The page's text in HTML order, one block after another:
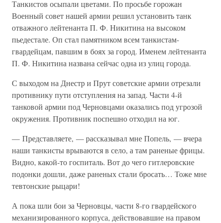
Танкистов осыпали цветами. По просьбе горожан
Военный совет нашей армии решил установить танк
отважного лейтенанта П. Ф. Никитина на высоком
пьедестале. Оп стал памятником всем танкистам-
гвардейцам, павшим в боях за город. Именем лейтенанта
П. Ф. Никитина названа сейчас одна из улиц города.
С выходом на Днестр и Прут советские армии отрезали
противнику пути отступления на запад. Части 4-й
танковой армии под Черновцами оказались под угрозой
окружения. Противник поспешно отходил на юг.
— Представляете, — рассказывал мне Попель, — вчера
наши танкисты врываются в село, а там раненые фрицы.
Видно, какой-то госпиталь. Вот до чего гитлеровские
подонки дошли, даже раненых стали бросать… Тоже мне
тевтонские рыцари!
А пока шли бои за Черновцы, части 8-го гвардейского
механизированного корпуса, действовавшие на правом